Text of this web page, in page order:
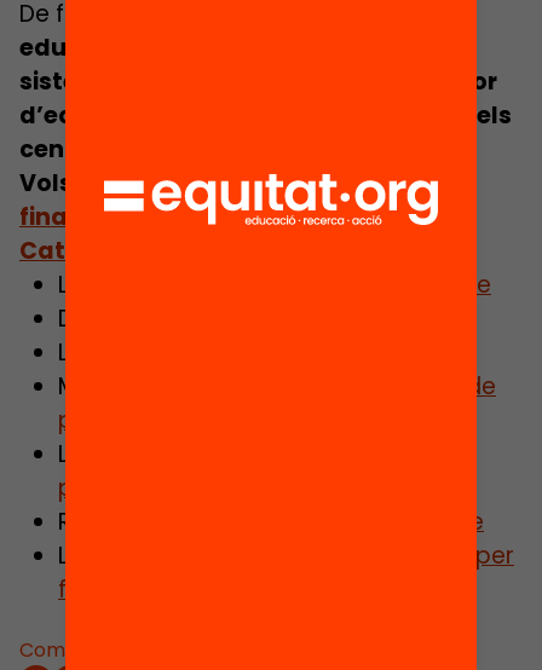
Comparteix:
De fet,
educatius de l’OCDE disposen d’un
sistema de FxF on s’inclou algun factor
d’equitat per sobredotar de recursos els
centres més desafavorits.
Vols saber més sobre la proposta de
finançament per fórmula per a
Catalunya
Llegeix
la versió resumida de l’informe
Descarrega
Llegeix
Mira
el vídeo de la roda de premsa de
presentació
Llegeix
presentació de la proposta
Recupera
la presentació de l’informe
Llegeix l’article
FAQS: El finançament per
fórmula, explicat